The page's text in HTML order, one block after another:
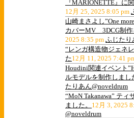
『MARIONETTE』に
12月 25, 2025 8:05 pm
山崎まさよし”One
カバーMV 3DCG制作
2025 8:35 pm ふじたり
“レンガ構造物ジェネ
た12月 11, 2025 7:41
Houdini関連イベント
ルモデルを制作しまし
たりあん@noveldrum
“MoN Takanawa” ティ
ました。 12月 3, 2025
@noveldrum